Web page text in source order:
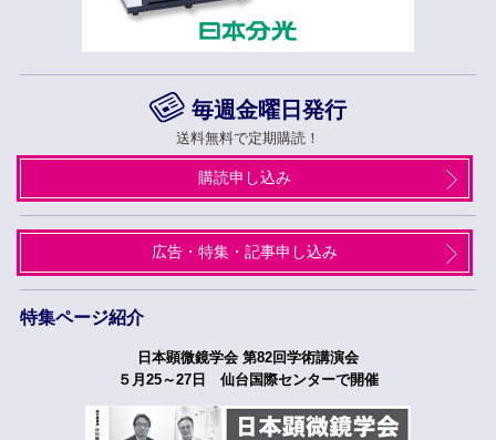
毎週金曜日発行
送料無料で定期購読！
購読申し込み
広告・特集・記事申し込み
特集ページ紹介
日本顕微鏡学会 第82回学術講演会
５月25～27日 仙台国際センターで開催